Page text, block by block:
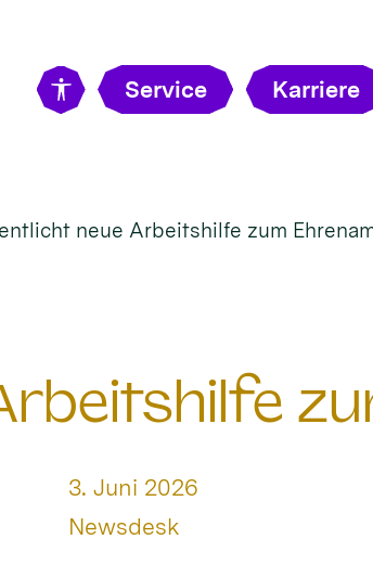
Service Karriere
neue Arbeitshilfe zum
Datum:
3. Juni 2026
Von:
Newsdesk